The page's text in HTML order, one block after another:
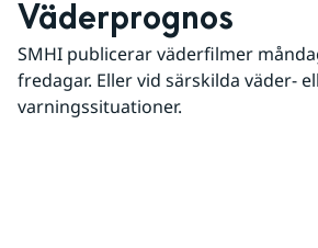
Väderprognos
SMHI publicerar väderfilmer
fredagar. Eller vid särskilda väder-
varningssituationer.